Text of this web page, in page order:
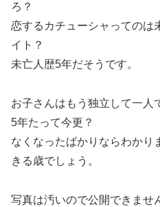
ろ？
恋するカチューシャってのは
イト？
未亡人歴5年だそうです。
お子さんはもう独立して一人
5年たって今更？
なくなったばかりならわかり
きる歳でしょう。
写真は汚いので公開できませ